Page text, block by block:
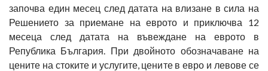
започва един месец след датата на влизане в сила на
Решението за приемане на еврото и приключва 12
месеца след датата на въвеждане на еврото в
Република България. При двойното обозначаване на
цените на стоките и услугите, цените в евро и левове се